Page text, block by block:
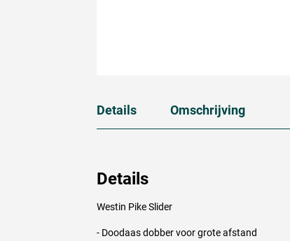
Details Omschrijving
Details
Westin Pike Slider
- Doodaas dobber voor grote afstand